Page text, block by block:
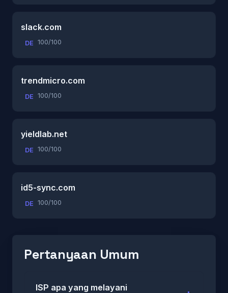
slack.com
DE 100/100
trendmicro.com
DE 100/100
yieldlab.net
DE 100/100
id5-sync.com
DE 100/100
Pertanyaan Umum
ISP apa yang melayani